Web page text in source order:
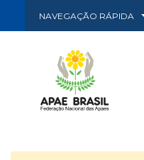
NAVEGAÇÃO RÁPIDA